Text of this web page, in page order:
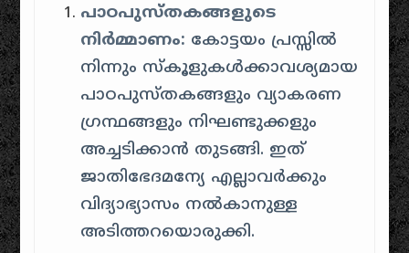
പാഠപുസ്തകങ്ങളുടെ
നിർമ്മാണം: കോട്ടയം പ്രസ്സിൽ
നിന്നും സ്കൂളുകൾക്കാവശ്യമായ
പാഠപുസ്തകങ്ങളും വ്യാകരണ
ഗ്രന്ഥങ്ങളും നിഘണ്ടുക്കളും
അച്ചടിക്കാൻ തുടങ്ങി. ഇത്
ജാതിഭേദമന്യേ എല്ലാവർക്കും
വിദ്യാഭ്യാസം നൽകാനുള്ള
അടിത്തറയൊരുക്കി.